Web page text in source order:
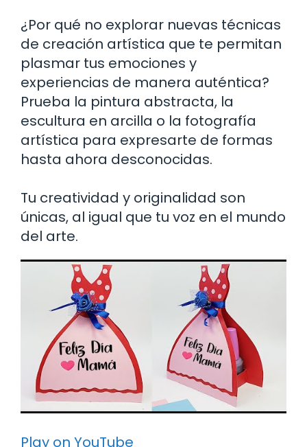
¿Por qué no explorar nuevas técnicas
de creación artística que te permitan
plasmar tus emociones y
experiencias de manera auténtica?
Prueba la pintura abstracta, la
escultura en arcilla o la fotografía
artística para expresarte de formas
hasta ahora desconocidas.
Tu creatividad y originalidad son
únicas, al igual que tu voz en el mundo
del arte.
Play on YouTube